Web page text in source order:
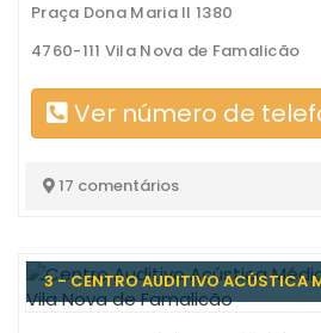
Praça Dona Maria II 1380
4760-111 Vila Nova de Famalicão
Ver número de
17 comentários
3 - CENTRO AUDITIVO ACÚSTICA